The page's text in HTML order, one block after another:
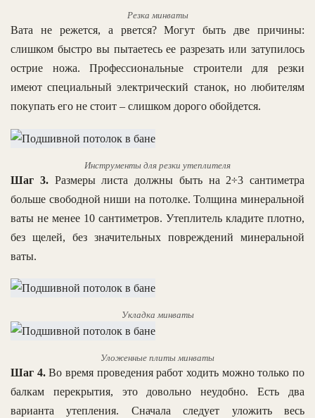
Резка минваты
Вата не режется, а рвется? Могут быть две причины:
слишком быстро вы пытаетесь ее разрезать или затупилось
острие ножа. Профессиональные строители для резки
имеют специальный электрический станок, но любителям
покупать его не стоит – слишком дорого обойдется.
Инструменты для резки утеплителя
Шаг 3.Размеры листа должны быть на 2÷3 сантиметра
больше свободной ниши на потолке. Толщина минеральной
ваты не менее 10 сантиметров. Утеплитель кладите плотно,
без щелей, без значительных повреждений минеральной
ваты.
Укладка минваты
Уложенные плиты минваты
Шаг 4.Во время проведения работ ходить можно только по
балкам перекрытия, это довольно неудобно. Есть два
варианта утепления. Сначала следует уложить весь